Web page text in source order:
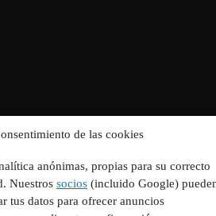
de las cookies
anónimas, propias para su correcto
Nuestros socios (incluido Google)
tus datos para ofrecer anuncios